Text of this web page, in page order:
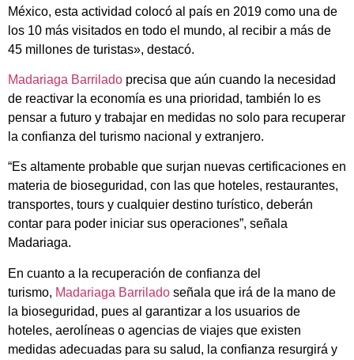
México, esta actividad colocó al país en 2019 como una de
los 10 más visitados en todo el mundo, al recibir a más de
45 millones de turistas», destacó.
Madariaga Barrilado precisa que aún cuando la necesidad
de reactivar la economía es una prioridad, también lo es
pensar a futuro y trabajar en medidas no solo para recuperar
la confianza del turismo nacional y extranjero.
“Es altamente probable que surjan nuevas certificaciones en
materia de bioseguridad, con las que hoteles, restaurantes,
transportes, tours y cualquier destino turístico, deberán
contar para poder iniciar sus operaciones”, señala
Madariaga.
En cuanto a la recuperación de confianza del
turismo, Madariaga Barrilado señala que irá de la mano de
la bioseguridad, pues al garantizar a los usuarios de
hoteles, aerolíneas o agencias de viajes que existen
medidas adecuadas para su salud, la confianza resurgirá y